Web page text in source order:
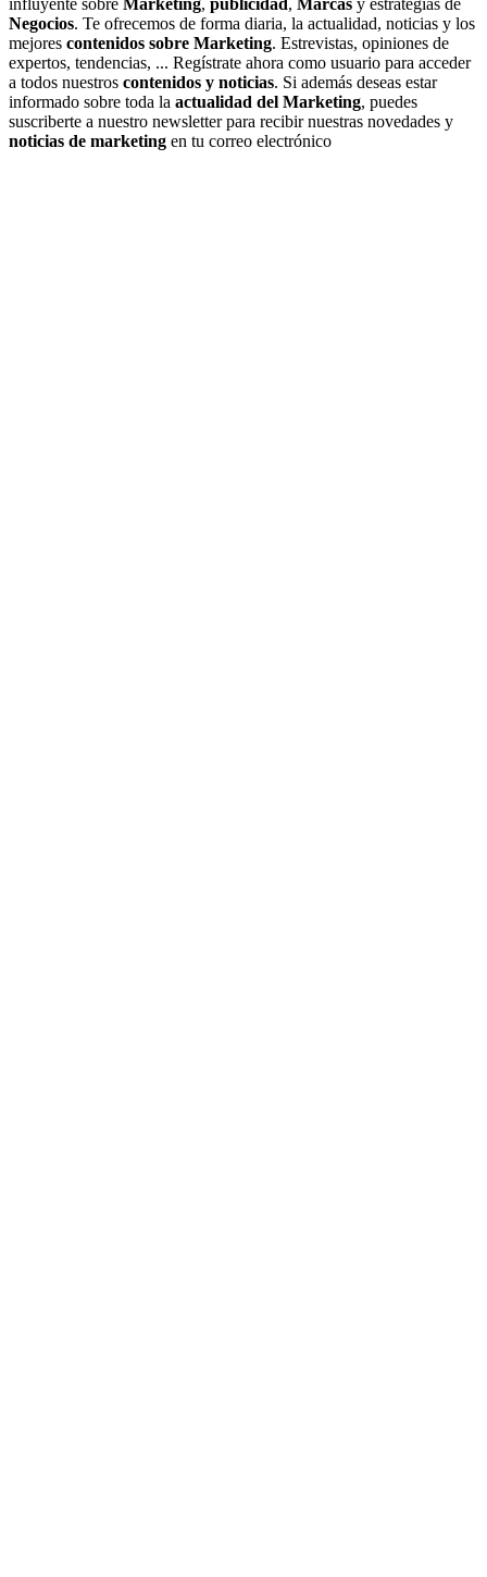
influyente sobre Marketing, publicidad , Marcas y estrategias de
Negocios. Te ofrecemos de forma diaria, la actualidad, noticias y los
mejores contenidos sobre Marketing. Estrevistas, opiniones de
expertos, tendencias, ... Regístrate ahora como usuario para acceder
a todos nuestros contenidos y noticias. Si además deseas estar
informado sobre toda la actualidad del Marketing, puedes
suscriberte a nuestro newsletter para recibir nuestras novedades y
noticias de marketing en tu correo electrónico